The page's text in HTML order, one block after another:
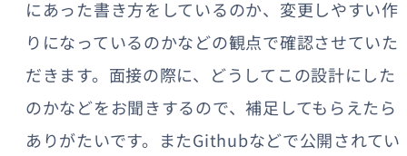
にあった書き方をしているのか、変更しやすい作
りになっているのかなどの観点で確認させていた
だきます。面接の際に、どうしてこの設計にした
のかなどをお聞きするので、補足してもらえたら
ありがたいです。またGithubなどで公開されてい